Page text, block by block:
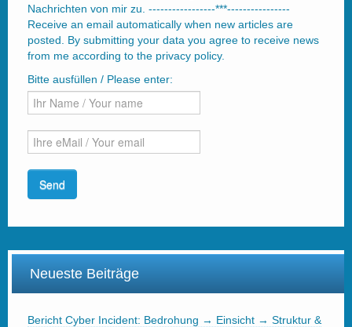
Nachrichten von mir zu. -----------------***----------------
Receive an email automatically when new articles are
posted. By submitting your data you agree to receive news
from me according to the privacy policy.
Bitte ausfüllen / Please enter:
Neueste Beiträge
Bericht Cyber Incident: Bedrohung → Einsicht → Struktur &